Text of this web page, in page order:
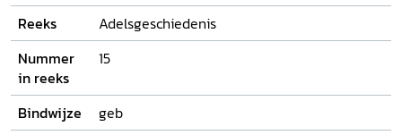
Reeks
Adelsgeschiedenis
Nummer
in reeks
15
Bindwijze
geb